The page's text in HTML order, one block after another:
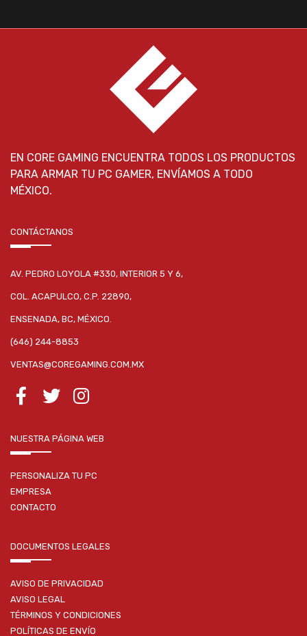
EN CORE GAMING ENCUENTRA TODOS LOS PRODUCTOS
PARA ARMAR TU PC GAMER, ENVÍAMOS A TODO
MÉXICO.
CONTÁCTANOS
AV. PEDRO LOYOLA #330, INTERIOR 5 Y 6,
COL. ACAPULCO, C.P. 22890,
ENSENADA, BC, MÉXICO.
(646) 244-8853
VENTAS@COREGAMING.COM.MX
NUESTRA PÁGINA WEB
PERSONALIZA TU PC
EMPRESA
CONTACTO
DOCUMENTOS LEGALES
AVISO DE PRIVACIDAD
AVISO LEGAL
TÉRMINOS Y CONDICIONES
POLÍTICAS DE ENVÍO